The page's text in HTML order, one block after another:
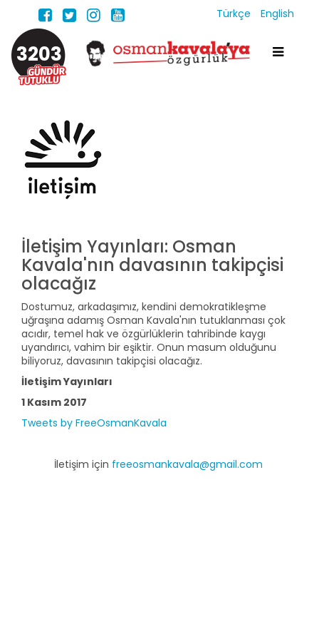
Türkçe English
3203
İletişim Yayınları: Osman
Kavala'nın davasının takipçisi
olacağız
Dostumuz, arkadaşımız, kendini demokratikleşme
uğraşına adamış Osman Kavala'nın tutuklanması çok
acıdır, temel hak ve özgürlüklerin tahribinde kaygı
uyandırıcı, vahim bir eşiktir. Onun masum olduğunu
biliyoruz, davasının takipçisi olacağız.
İletişim Yayınları
1 Kasım 2017
Tweets by FreeOsmanKavala
İletişim için freeosmankavala@gmail.com